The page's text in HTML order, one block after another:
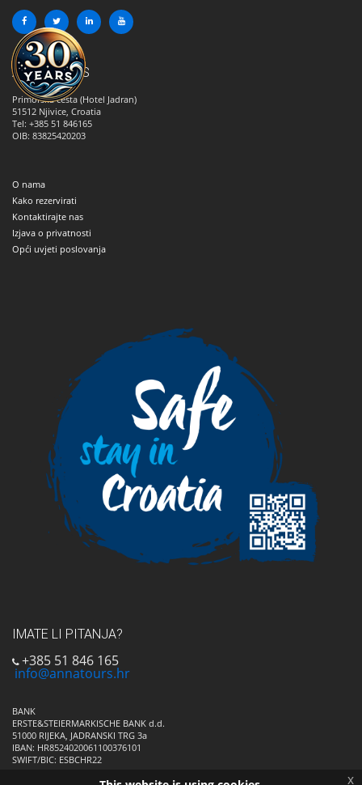
ANNA TOURS
Primorska cesta (Hotel Jadran)
51512 Njivice, Croatia
Tel: +385 51 846165
OIB: 83825420203
O nama
Kako rezervirati
Kontaktirajte nas
Izjava o privatnosti
Opći uvjeti poslovanja
IMATE LI PITANJA?
+385 51 846 165
info@annatours.hr
BANK
ERSTE&STEIERMARKISCHE BANK d.d.
51000 RIJEKA, JADRANSKI TRG 3a
IBAN: HR8524020061100376101
SWIFT/BIC: ESBCHR22
x